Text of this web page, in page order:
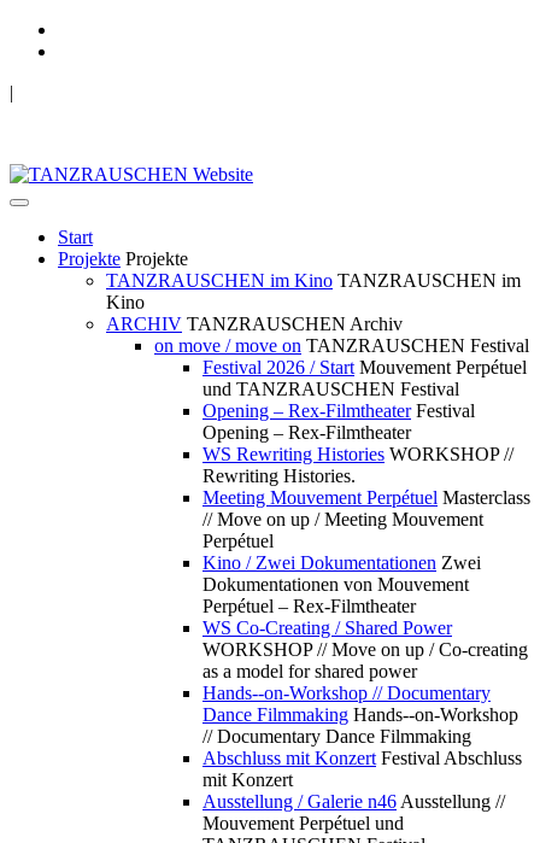
|
Start
Projekte Projekte
TANZRAUSCHEN im Kino TANZRAUSCHEN im
Kino
ARCHIV TANZRAUSCHEN Archiv
on move / move on TANZRAUSCHEN Festival
Festival 2026 / Start Mouvement Perpétuel
und TANZRAUSCHEN Festival
Opening – Rex-Filmtheater Festival
Opening – Rex-Filmtheater
WS Rewriting Histories WORKSHOP //
Rewriting Histories.
Meeting Mouvement Perpétuel Masterclass
// Move on up / Meeting Mouvement
Perpétuel
Kino / Zwei Dokumentationen Zwei
Dokumentationen von Mouvement
Perpétuel – Rex-Filmtheater
WS Co-Creating / Shared Power
WORKSHOP // Move on up / Co-creating
as a model for shared power
Hands--on-Workshop // Documentary
Dance Filmmaking Hands--on-Workshop
// Documentary Dance Filmmaking
Abschluss mit Konzert Festival Abschluss
mit Konzert
Ausstellung / Galerie n46 Ausstellung //
Mouvement Perpétuel und